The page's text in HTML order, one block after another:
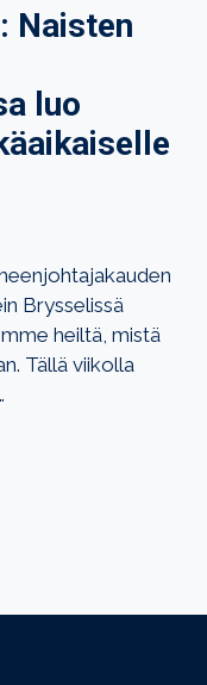
Naisten
luo
Brysselissä
heiltä, mistä
Tällä viikolla